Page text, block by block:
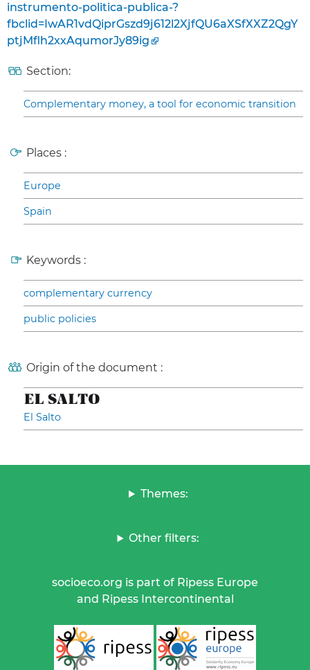
instrumento-politica-publica-?
fbclid=IwAR1vdQiprGszd9j612l2XjfQU6aXSfXXZ2QgY
ptjMflh2xxAqumorJy89ig
Section:
Complementary money, a tool for economic transition
Places :
Europe
Spain
Keywords :
complementary currency
public policies
Origin of the document :
El Salto
Themes:
Other filters:
socioeco.org is part of Ripess Europe
and Ripess Intercontinental